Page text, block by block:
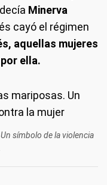
Minerva
cayó el régimen
aquellas mujeres
ella.
símbolo de la violencia